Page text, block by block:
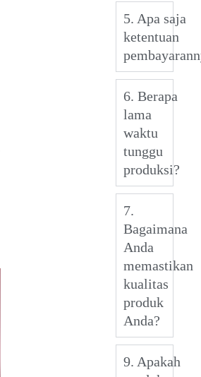
5. Apa saja
ketentuan
6. Berapa
lama
waktu
tunggu
produksi?
7.
Bagaimana
Anda
memastikan
kualitas
produk
Anda?
9. Apakah